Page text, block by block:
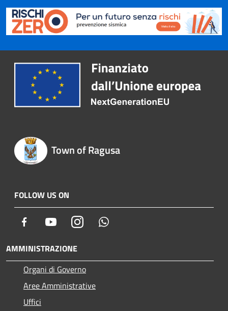
Town of Ragusa
FOLLOW US ON
Facebook YoutubeInstagram
AMMINISTRAZIONE
Organi di Governo
Aree Amministrative
Uffici